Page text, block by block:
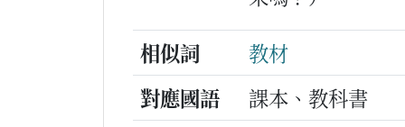
相似詞
教材
對應國語
課本、教科書